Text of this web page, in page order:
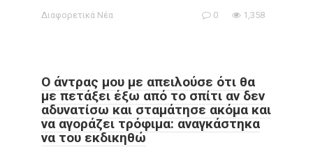
Διαφορετικά Νέα 0 1,358
Ο άντρας μου με απειλούσε ότι θα
με πετάξει έξω από το σπίτι αν δεν
αδυνατίσω και σταμάτησε ακόμα και
να αγοράζει τρόφιμα: αναγκάστηκα
να του εκδικηθώ